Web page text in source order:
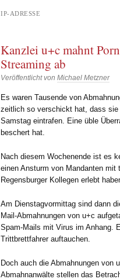
IP-ADRESSE
Kanzlei u+c mahnt
Streaming ab
Veröffentlicht von Michael Metzner
Es waren Tausende von
zeitlich so verschickt hat, dass sie
Samstag eintrafen. Eine üble
beschert hat.
Nach diesem Wochenende ist es
einen Ansturm von Mandanten mit
Regensburger Kollegen erlebt
Am Dienstagvormittag sind dann
Mail-Abmahnungen von u+c
Spam-Mails mit Virus im Anhang.
Trittbrettfahrer auftauchen.
Doch auch die Abmahnungen von
Abmahnanwälte stellen das